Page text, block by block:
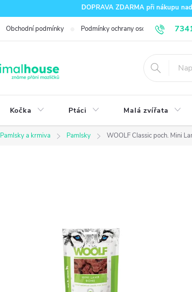
DOPRAVA ZDARMA při nákupu
Obchodní podmínky Podmínky ochrany osobních údajů
Kočka Ptáci Malá zvířata
Pamlsky a krmiva Pamlsky WOOLF Classic poch. Mini